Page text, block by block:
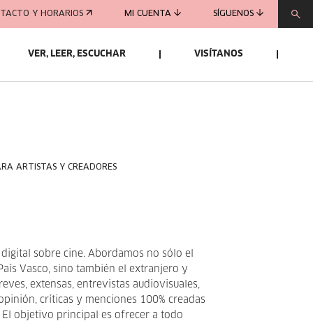
Y HORARIOS MI CUENTA SÍGUENOS
VER, LEER, ESCUCHAR VISÍTANOS
ARTISTAS Y CREADORES
sobre cine. Abordamos no sólo el
Vasco, sino también el extranjero y
extensas, entrevistas audiovisuales,
críticas y menciones 100% creadas
objetivo principal es ofrecer a todo